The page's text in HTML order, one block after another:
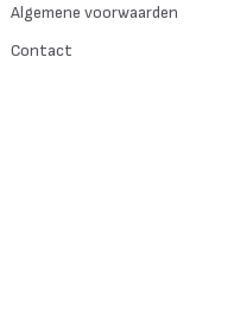
Algemene voorwaarden
Contact